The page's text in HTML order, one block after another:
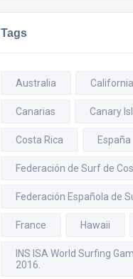
Tags
Australia California
Canarias Canary
Costa Rica España
Federación de Surf de
Federación Española de
France Hawaii
INS ISA World Surfing
2016.